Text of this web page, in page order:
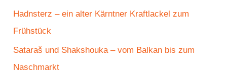
Hadnsterz – ein alter Kärntner Kraftlackel zum
Frühstück
Sataraš und Shakshouka – vom Balkan bis zum
Naschmarkt